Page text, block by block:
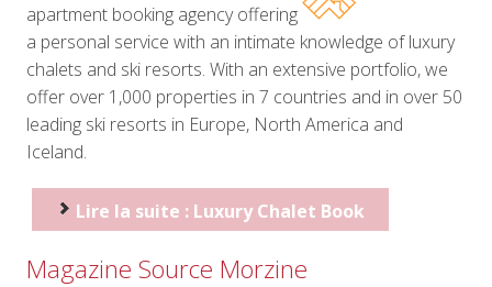
apartment booking agency offering
a personal service with an intimate knowledge of luxury
chalets and ski resorts. With an extensive portfolio, we
offer over 1,000 properties in 7 countries and in over 50
leading ski resorts in Europe, North America and
Iceland.
Lire la suite : Luxury Chalet Book
Magazine Source Morzine